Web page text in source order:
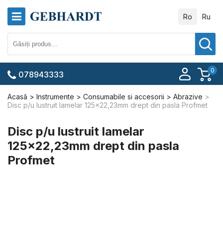
Ro Ru
0
078943333
Acasă Instrumente Consumabile si accesorii
Abrazive
Disc p/u lustruit lamelar 125x22,23mm drept din pasla Profmet
Disc p/u lustruit lamelar
125x22,23mm drept din pasla
Profmet